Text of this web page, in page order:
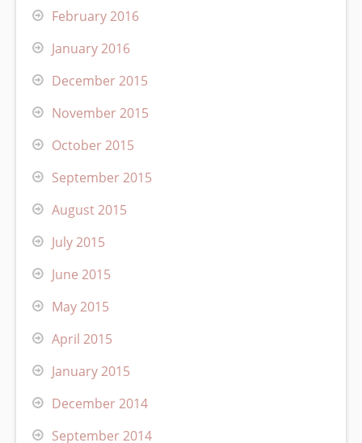
February 2016
January 2016
December 2015
November 2015
October 2015
September 2015
August 2015
July 2015
June 2015
May 2015
April 2015
January 2015
December 2014
September 2014